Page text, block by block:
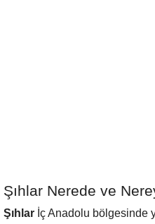
Şıhlar Nerede ve
Şıhlar İç Anadolu bölgesinde